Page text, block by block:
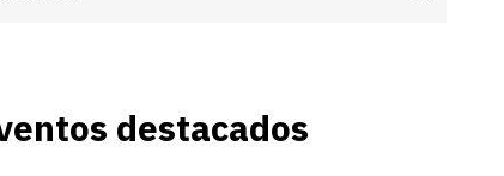
destacados